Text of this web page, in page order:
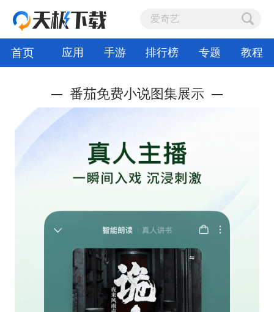
首页 应用 手游 排行榜 专题 教程
番茄免费小说图集展示